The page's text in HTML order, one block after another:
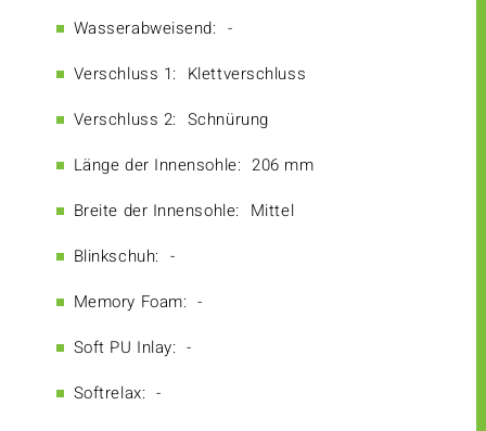
Wasserabweisend: -
Verschluss 1: Klettverschluss
Verschluss 2: Schnürung
Länge der Innensohle: 206 mm
Breite der Innensohle: Mittel
Blinkschuh: -
Memory Foam: -
Soft PU Inlay: -
Softrelax: -